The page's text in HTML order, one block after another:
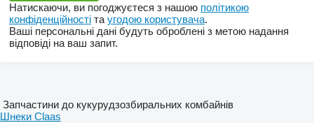
Натискаючи, ви погоджуєтеся з нашою політикою
конфіденційності та угодою користувача.
Ваші персональні дані будуть оброблені з метою надання
відповіді на ваш запит.
Запчастини до кукурудзозбиральних комбайнів
Шнеки Claas